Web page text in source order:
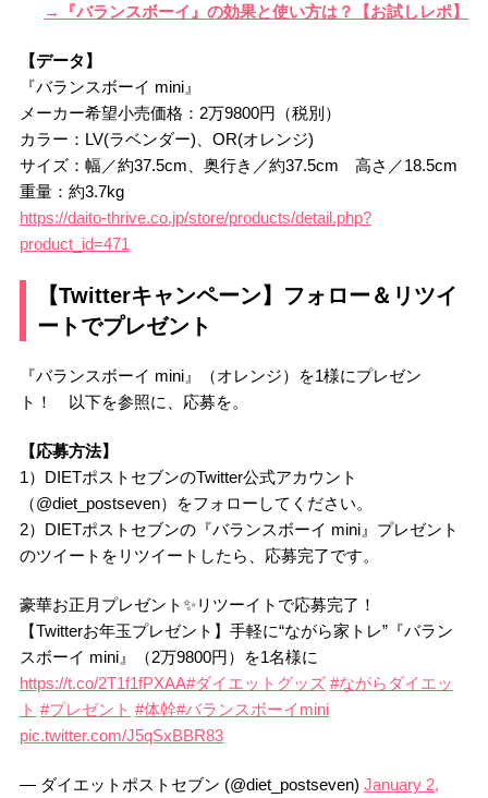
→『バランスボーイ』の効果と使い方は？【お試しレポ】
【データ】
『バランスボーイ mini』
メーカー希望小売価格：2万9800円（税別）
カラー：LV(ラベンダー)、OR(オレンジ)
サイズ：幅／約37.5cm、奥行き／約37.5cm 高さ／18.5cm
重量：約3.7kg
https://daito-thrive.co.jp/store/products/detail.php?
product_id=471
【Twitterキャンペーン】フォロー＆リツイ
ートでプレゼント
『バランスボーイ mini』（オレンジ）を1様にプレゼン
ト！ 以下を参照に、応募を。
【応募方法】
1）DIETポストセブンのTwitter公式アカウント
（@diet_postseven）をフォローしてください。
2）DIETポストセブンの『バランスボーイ mini』プレゼント
のツイートをリツイートしたら、応募完了です。
豪華お正月プレゼント✨リツーイトで応募完了！
【Twitterお年玉プレゼント】手軽に“ながら家トレ”『バラン
スボーイ mini』（2万9800円）を1名様に
https://t.co/2T1f1fPXAA#ダイエットグッズ #ながらダイエッ
ト #プレゼント #体幹#バランスボーイmini
pic.twitter.com/J5qSxBBR83
— ダイエットポストセブン (@diet_postseven) January 2,